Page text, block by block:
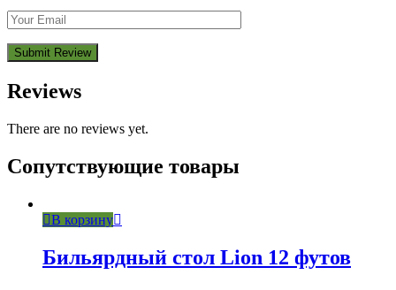
Reviews
There are no reviews yet.
Сопутствующие товары
В корзину
Бильярдный стол Lion 12 футов